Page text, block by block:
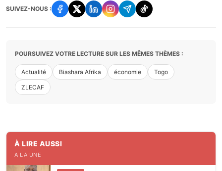
SUIVEZ-NOUS :
POURSUIVEZ VOTRE LECTURE SUR LES MÊMES THÈMES :
Actualité Biashara Afrika économie Togo
ZLECAF
À LIRE AUSSI
A LA UNE